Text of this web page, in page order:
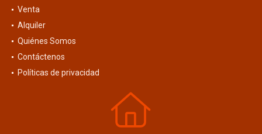
Venta
Alquiler
Quiénes Somos
Contáctenos
Políticas de privacidad